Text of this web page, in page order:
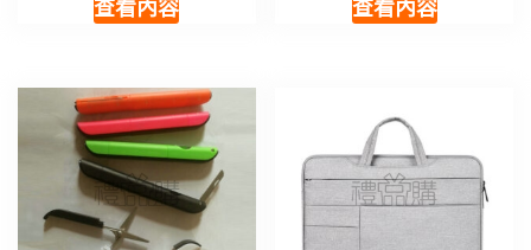
查看內容 查看內容